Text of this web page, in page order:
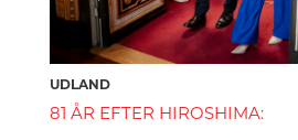
UDLAND
81 ÅR EFTER HIROSHIMA: